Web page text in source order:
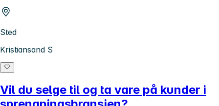
Sted
Kristiansand S
Vil du selge til og ta vare på kunder i